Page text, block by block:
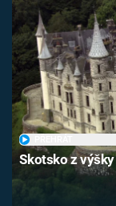
Skotsko z výšky